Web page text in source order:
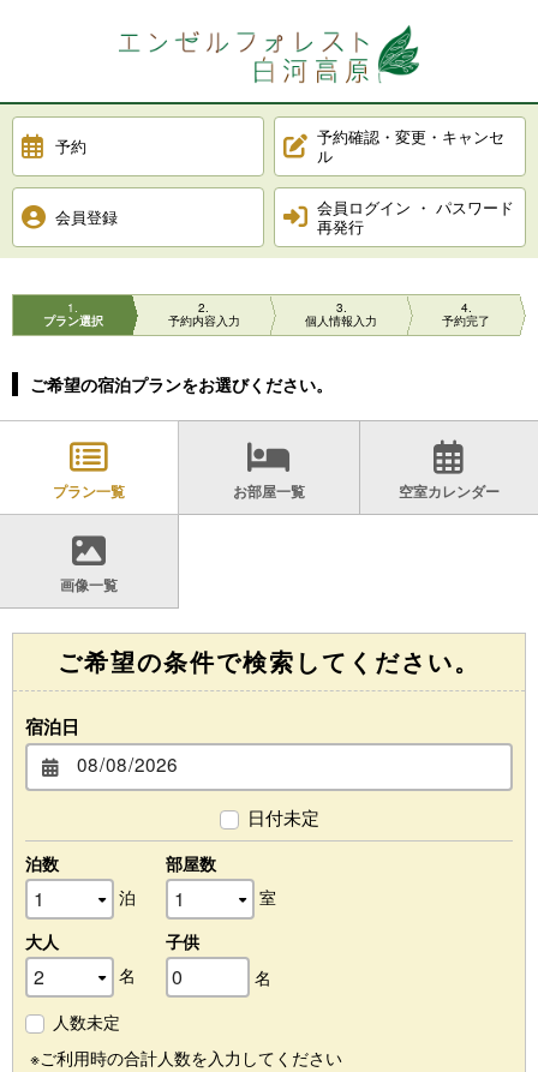
予約
予約確認・変更・キャンセ
ル
会員登録
会員ログイン ・ パスワード
再発行
1
プラン選択
2
予約内容入力
3
個人情報入力
4
予約完了
ご希望の宿泊プランをお選びください。
プラン一覧 お部屋一覧 空室カレンダー
画像一覧
ご希望の条件で検索してください。
宿泊日
日付未定
泊数
泊
部屋数
室
大人
名
子供
名
人数未定
※ご利用時の合計人数を入力してください